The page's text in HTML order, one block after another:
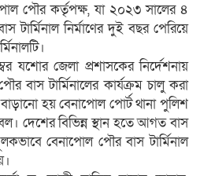
পৌর কর্তৃপক্ষ, যা ২০২৩ সালের ৪
টার্মিনাল নির্মাণের দুই বছর পেরিয়ে
যশোর জেলা প্রশাসকের নির্দেশনায়
বাস টার্মিনালের কার্যক্রম চালু করা
বাড়ানো হয় বেনাপোল পোর্ট থানা পুলিশ
দেশের বিভিন্ন স্থান হতে আগত বাস
বেনাপোল পৌর বাস টার্মিনাল